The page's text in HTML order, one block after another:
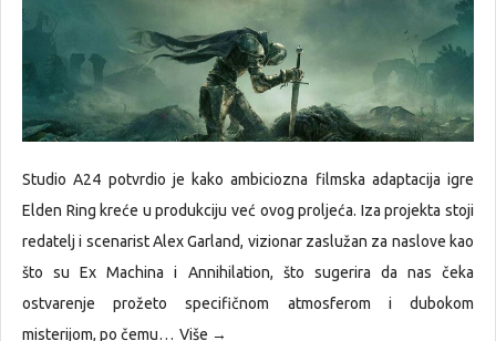
Studio A24 potvrdio je kako ambiciozna filmska adaptacija igre
Elden Ring kreće u produkciju već ovog proljeća. Iza projekta stoji
redatelj i scenarist Alex Garland, vizionar zaslužan za naslove kao
što su Ex Machina i Annihilation, što sugerira da nas čeka
ostvarenje prožeto specifičnom atmosferom i dubokom
misterijom, po čemu… Više →